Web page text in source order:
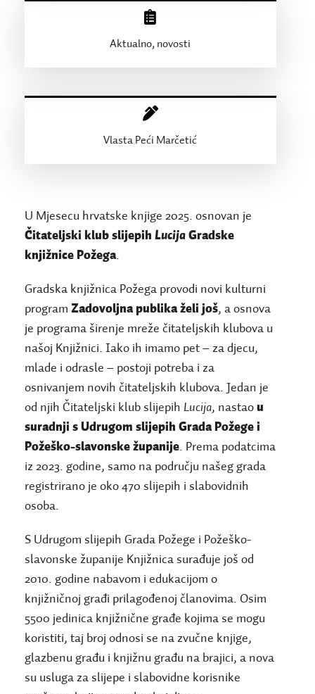
Aktualno, novosti
Vlasta Peći Marčetić
U Mjesecu hrvatske knjige 2025. osnovan je
Čitateljski klub slijepihLucija Gradske
knjižnice Požega.
Gradska knjižnica Požega provodi novi kulturni
programZadovoljna publika želi još, a osnova
je programa širenje mreže čitateljskih klubova u
našoj Knjižnici. Iako ih imamo pet – za djecu,
mlade i odrasle – postoji potreba i za
osnivanjem novih čitateljskih klubova. Jedan je
od njih Čitateljski klub slijepih Lucija, nastaou
suradnji s Udrugom slijepih Grada Požege i
Požeško-slavonske županije. Prema podatcima
iz 2023. godine, samo na području našeg grada
registrirano je oko 470 slijepih i slabovidnih
osoba.
S Udrugom slijepih Grada Požege i Požeško-
slavonske županije Knjižnica surađuje još od
2010. godine nabavom i edukacijom o
knjižničnoj građi prilagođenoj članovima. Osim
5500 jedinica knjižnične građe kojima se mogu
koristiti, taj broj odnosi se na zvučne knjige,
glazbenu građu i knjižnu građu na brajici, a nova
su usluga za slijepe i slabovidne korisnike